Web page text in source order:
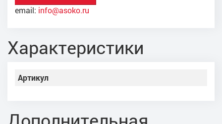
email: info@asoko.ru
Характеристики
Артикул